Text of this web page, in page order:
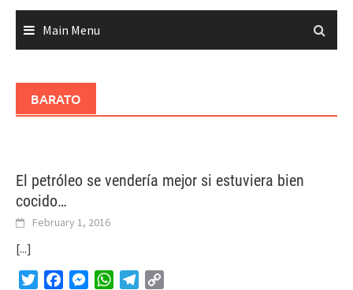
Main Menu
BARATO
El petróleo se vendería mejor si estuviera bien
cocido…
February 1, 2016
[...]
TwitterFacebookMessengerWhatsAppTelegram